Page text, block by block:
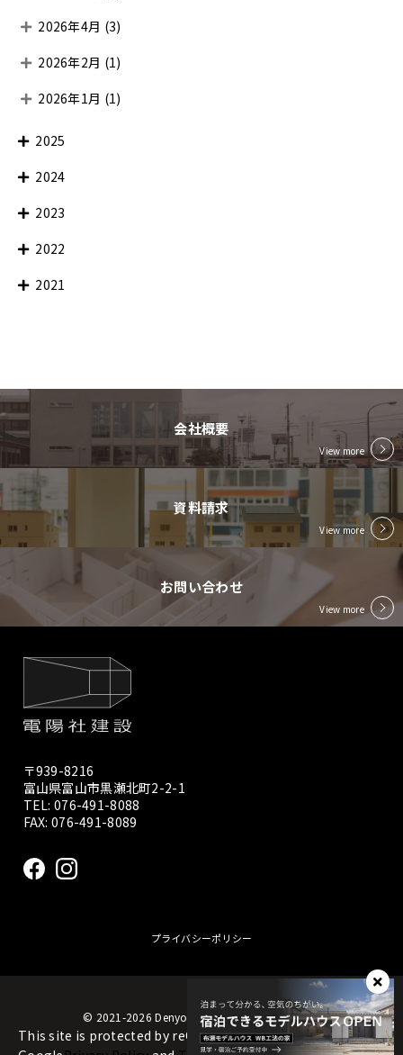
2026年4月 (3)
2026年2月 (1)
2026年1月 (1)
2025
2024
2023
2022
2021
会社概要
View more
資料請求
View more
お問い合わせ
View more
〒939-8216
富山県富山市黒瀬北町2-2-1
TEL:076-491-8088
FAX: 076-491-8089
プライバシーポリシー
© 2021-2026 Denyosya construction Co., Ltd.
This site is protected by reCAPTCHA and the